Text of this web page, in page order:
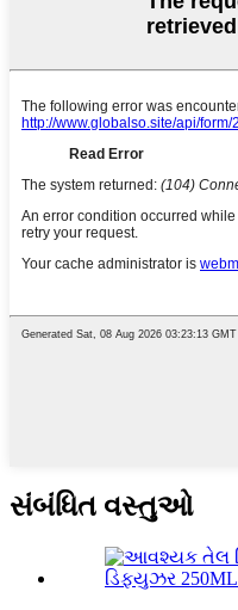
સંબંધિત વસ્તુઓ